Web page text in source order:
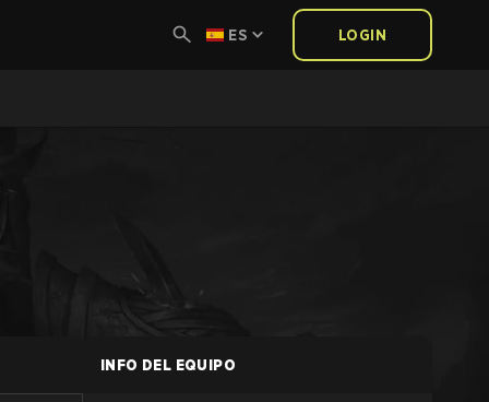
ES LOGIN
INFO DEL EQUIPO